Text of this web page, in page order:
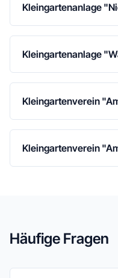
Kleingartenanlage
Kleingartenanlage
Kleingartenverein
Kleingartenverein
Häufige Fragen